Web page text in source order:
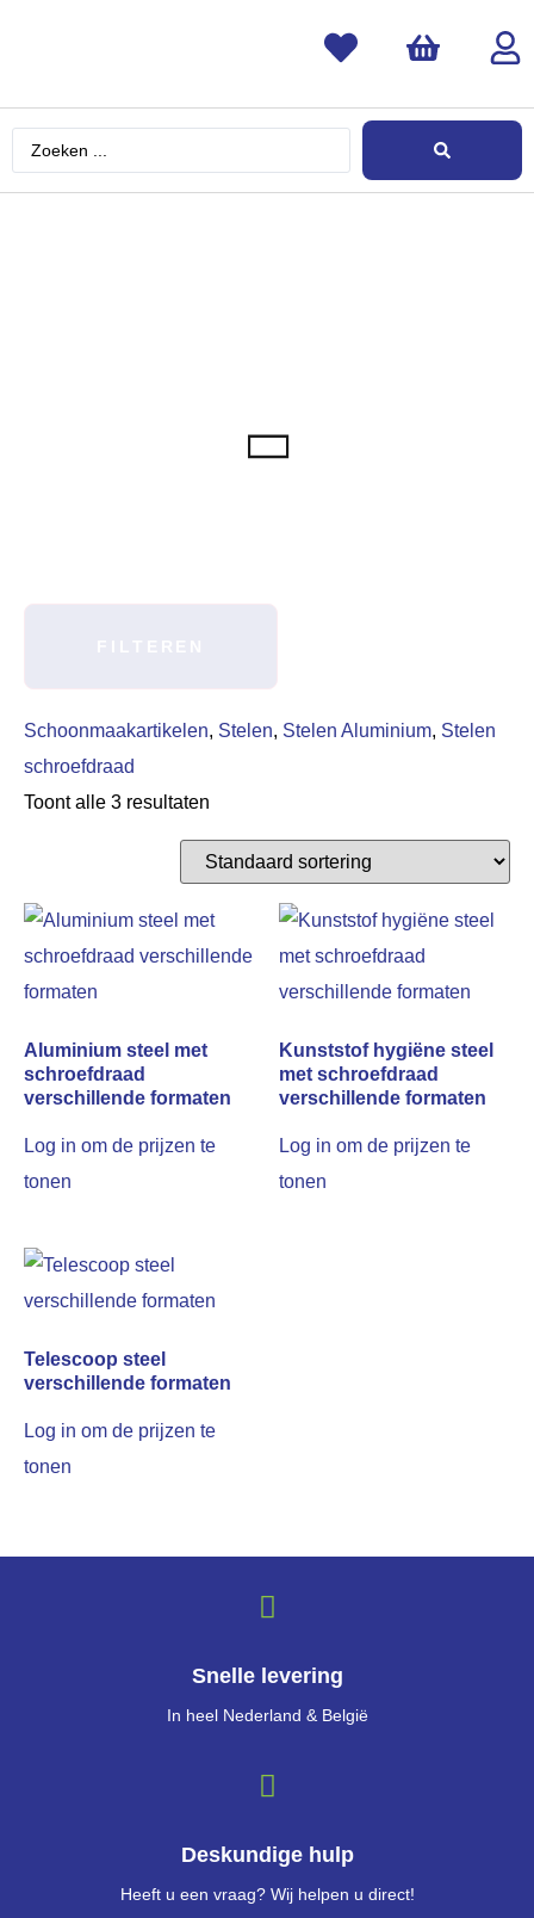
Schoonmaakartikelen, Stelen, Stelen Aluminium, Stelen
schroefdraad
Toont alle 3 resultaten
Aluminium steel met
schroefdraad
verschillende formaten
Log in om de prijzen te
tonen
Kunststof hygiëne steel
met schroefdraad
verschillende formaten
Log in om de prijzen te
tonen
Telescoop steel
verschillende formaten
Log in om de prijzen te
tonen
Snelle levering
In heel Nederland & België
Deskundige hulp
Heeft u een vraag? Wij helpen u direct!